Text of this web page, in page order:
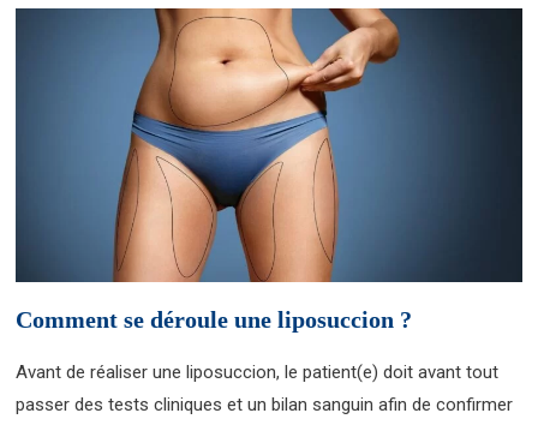
Comment se déroule une liposuccion ?
Avant de réaliser une liposuccion, le patient(e) doit avant tout
passer des tests cliniques et un bilan sanguin afin de confirmer